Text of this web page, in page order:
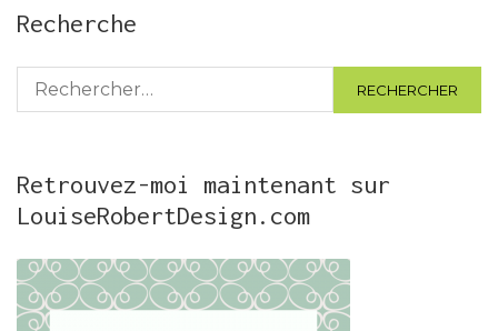
Recherche
Rechercher :
Retrouvez-moi maintenant sur
LouiseRobertDesign.com